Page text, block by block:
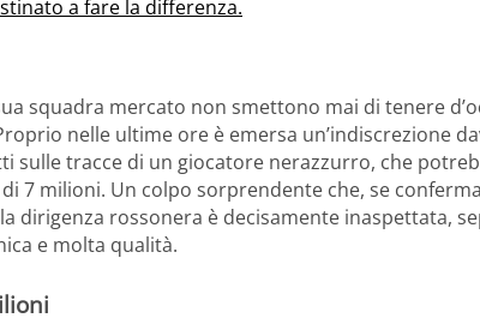
a fare la differenza.
squadra mercato non smettono mai di tenere
nelle ultime ore è emersa un’indiscrezione
sulle tracce di un giocatore nerazzurro, che
7 milioni. Un colpo sorprendente che, se
dirigenza rossonera è decisamente inaspettata,
e molta qualità.